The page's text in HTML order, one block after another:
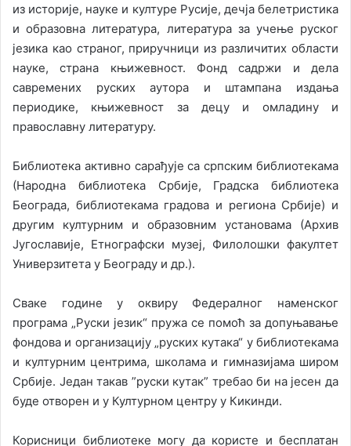
из историје, науке и културе Русије, дечја белетристика
и образовна литература, литература за учење руског
језика као страног, приручници из различитих области
науке, страна књижевност. Фонд садржи и дела
савремених руских аутора и штампана издања
периодике, књижевност за децу и омладину и
православну литературу.
Библиотека активно сарађује са српским библиотекама
(Народна библиотека Србије, Градска библиотека
Београда, библиотекама градова и региона Србије) и
другим културним и образовним установама (Архив
Југославије, Етнографски музеј, Филолошки факултет
Универзитета у Београду и др.).
Сваке године у оквиру Федералног наменског
програма „Руски језик“ пружа се помоћ за допуњавање
фондова и организацију „руских кутака“ у библиотекама
и културним центрима, школама и гимназијама широм
Србије. Један такав ”руски кутак” требао би на јесен да
буде отворен и у Културном центру у Кикинди.
Корисници библиотеке могу да користе и бесплатан